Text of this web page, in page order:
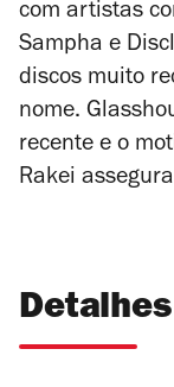
com artistas
Sampha e
discos muito
nome.
recente e o
Rakei
Detalhes